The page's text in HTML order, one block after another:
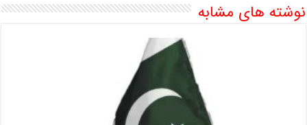
نوشته های مشابه